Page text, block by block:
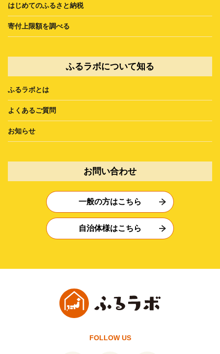
はじめてのふるさと納税
寄付上限額を調べる
ふるラボについて知る
ふるラボとは
よくあるご質問
お知らせ
お問い合わせ
一般の方はこちら
自治体様はこちら
FOLLOW US